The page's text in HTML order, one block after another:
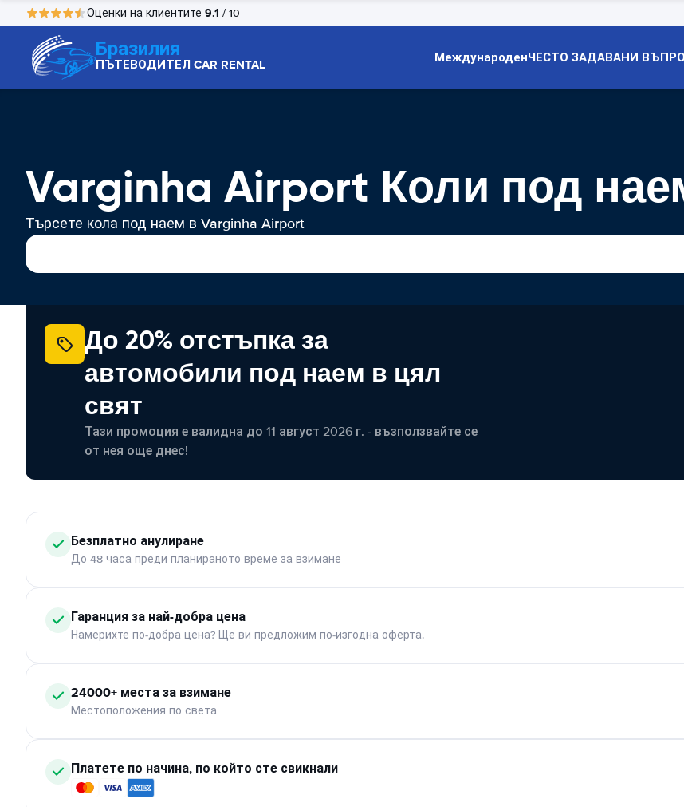
Оценки на клиентите 9.1 / 10
Бразилия
ПЪТЕВОДИТЕЛ CAR RENTAL МеждународенЧЕСТО ЗАДАВАНИ
Varginha Airport Коли под
Търсете кола под наем в Varginha Airport
До 20% отстъпка за
автомобили под наем в цял
свят
Тази промоция е валидна до 11 август 2026 г. - възползвайте се
от нея още днес!
Безплатно анулиране
До 48 часа преди планираното време за взимане
Гаранция за най-добра цена
Намерихте по-добра цена? Ще ви предложим по-изгодна оферта.
24000+ места за взимане
Местоположения по света
Платете по начина, по който сте свикнали